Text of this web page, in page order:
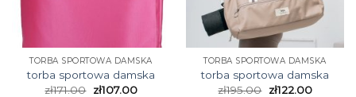
TORBA SPORTOWA DAMSKA
torba sportowa damska
zł171.00 zł107.00
TORBA SPORTOWA DAMSKA
torba sportowa damska
zł195.00 zł122.00